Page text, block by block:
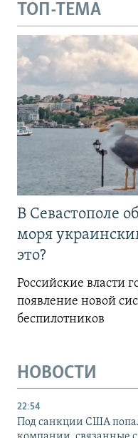
ТОП-ТЕМА
В Севастополе
моря
это?
Российские власти
появление новой
беспилотников
НОВОСТИ
22:54
Под санкции США